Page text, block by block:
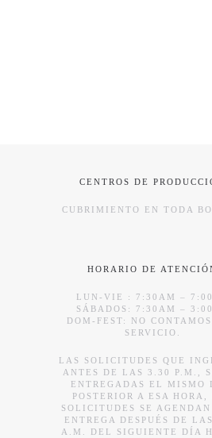
CENTROS DE
CUBRIMIENTO EN TODA
HORARIO DE
LUN-VIE : 7:30AM –
SÁBADOS: 7:30AM –
DOM-FEST: NO CONTAMOS
SERVICIO.
LAS SOLICITUDES QUE
ANTES DE LAS 3.30 P.M.,
ENTREGADAS EL MISMO
POSTERIOR A ESA HORA,
SOLICITUDES SE AGENDAN
ENTREGA DESPUÉS DE
A.M. DEL SIGUIENTE DÍA